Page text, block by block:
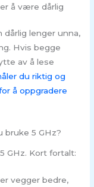
å være dårlig
lenger unna,
Hvis begge
av å lese
du riktig og
å oppgradere
bruke 5 GHz?
GHz. Kort fortalt:
vegger bedre,